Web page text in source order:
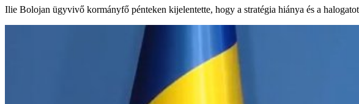
Ilie Bolojan ügyvivő kormányfő pénteken kijelentette, hogy a stratégia hiánya és a